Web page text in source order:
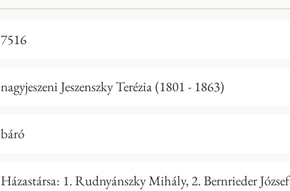
7516
nagyjeszeni Jeszenszky Terézia (1801 - 1863)
báró
Házastársa: 1. Rudnyánszky Mihály, 2. Bernrieder József